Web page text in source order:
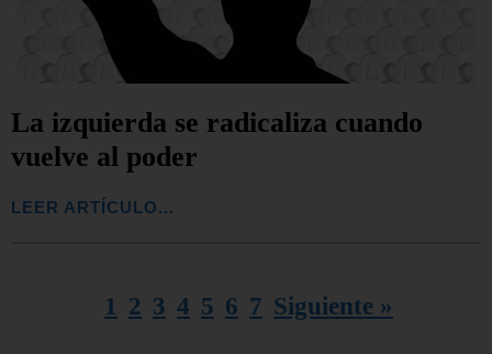
La izquierda se radicaliza cuando
vuelve al poder
LEER ARTÍCULO...
1 2 3 4 5 6 7 Siguiente »